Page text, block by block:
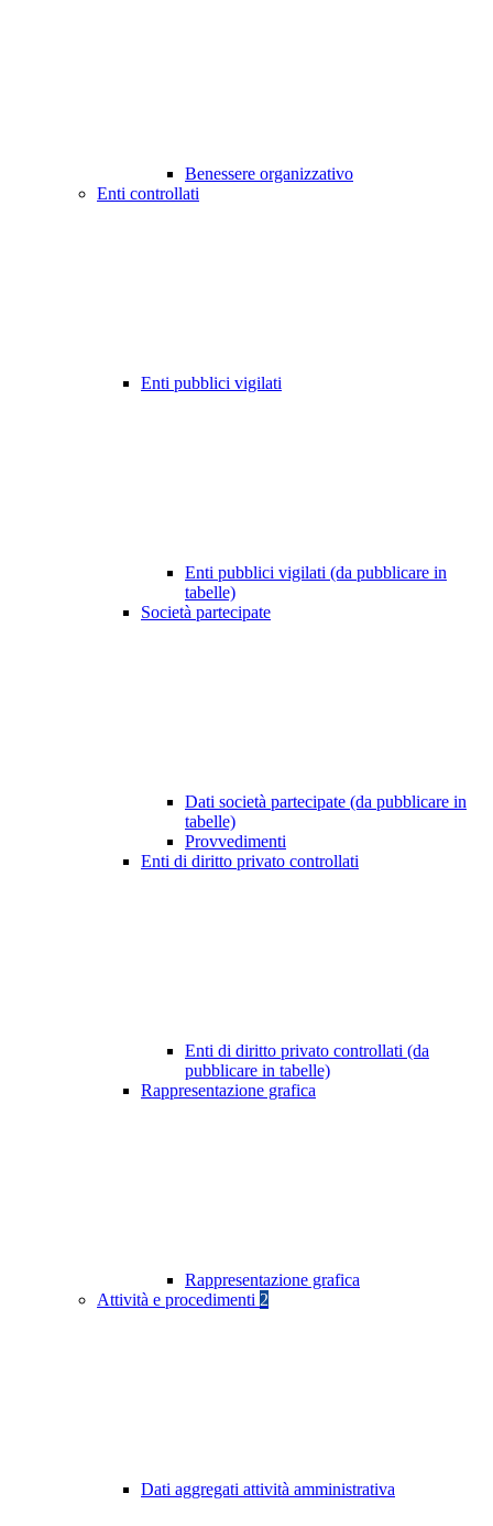
Benessere organizzativo
Enti controllati
Enti pubblici vigilati
Enti pubblici vigilati (da pubblicare in
tabelle)
Società partecipate
Dati società partecipate (da pubblicare in
tabelle)
Provvedimenti
Enti di diritto privato controllati
Enti di diritto privato controllati (da
pubblicare in tabelle)
Rappresentazione grafica
Rappresentazione grafica
Attività e procedimenti 2
Dati aggregati attività amministrativa